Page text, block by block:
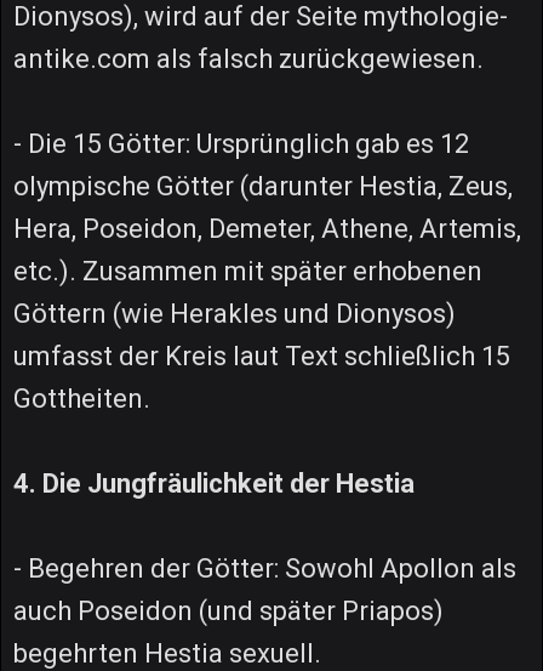
Dionysos), wird auf der Seite mythologie-
antike.com als falsch zurückgewiesen.
- Die 15 Götter: Ursprünglich gab es 12
olympische Götter (darunter Hestia, Zeus,
Hera, Poseidon, Demeter, Athene, Artemis,
etc.). Zusammen mit später erhobenen
Göttern (wie Herakles und Dionysos)
umfasst der Kreis laut Text schließlich 15
Gottheiten.
4. Die Jungfräulichkeit der Hestia
- Begehren der Götter: Sowohl Apollon als
auch Poseidon (und später Priapos)
begehrten Hestia sexuell.